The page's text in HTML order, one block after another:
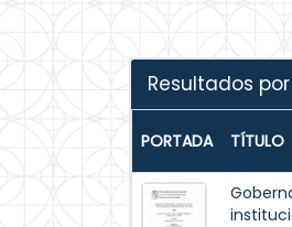
Resultados
PORTADA TÍTULO